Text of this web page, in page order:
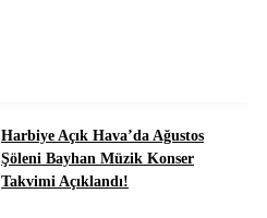
Harbiye Açık Hava’da Ağustos
Şöleni Bayhan Müzik Konser
Takvimi Açıklandı!